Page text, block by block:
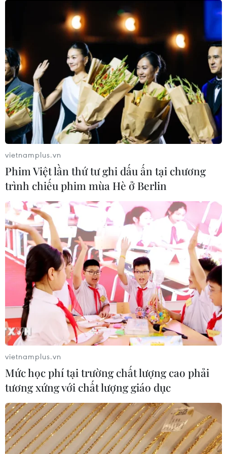
Số tài khoản chứng khoán mở mới quay
đầu tăng mạnh trong tháng Năm
09/06/2024 04:39
Tháng Năm vừa qua, nhà đầu tư trong nước mở mới
132.010 tài khoản, trong đó nhà đầu tư cá nhân 131.839
tài khoản; nhà đầu tư nước ngoài mở mới 210 tài khoản;
trong đó nhà đầu tư cá nhân 217 tài khoản.
vietnamplus.vn
Phim Việt lần thứ tư ghi dấu ấn tại chương
trình chiếu phim mùa Hè ở Berlin
vietnamplus.vn
Mức học phí tại trường chất lượng cao phải
tương xứng với chất lượng giáo dục